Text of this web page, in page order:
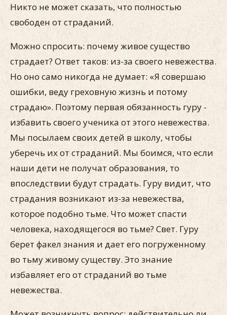
Никто не может сказать, что полностью
свободен от страданий.
Можно спросить: почему живое существо
страдает? Ответ таков: из-за своего невежества.
Но оно само никогда не думает: «Я совершаю
ошибки, веду греховную жизнь и потому
страдаю». Поэтому первая обязанность гуру -
избавить своего ученика от этого невежества.
Мы посылаем своих детей в школу, чтобы
уберечь их от страданий. Мы боимся, что если
наши дети не получат образования, то
впоследствии будут страдать. Гуру видит, что
страдания возникают из-за невежества,
которое подобно тьме. Что может спасти
человека, находящегося во тьме? Свет. Гуру
берет факел знания и дает его погруженному
во тьму живому существу. Это знание
избавляет его от страданий во тьме
невежества.